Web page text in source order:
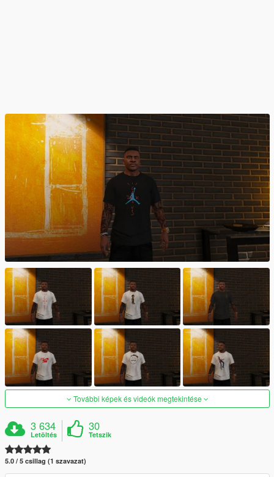
További képek és videók megtekintése
3 634
Letöltés
30
Tetszik
5.0 / 5 csillag (1 szavazat)